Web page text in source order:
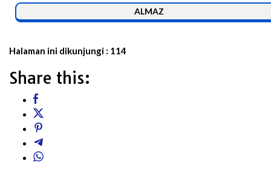
ALMAZ
Halaman ini dikunjungi : 114
Share this: